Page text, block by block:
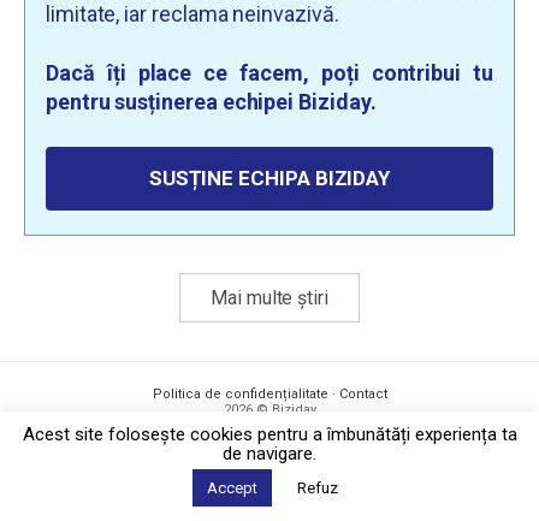
limitate, iar reclama neinvazivă.
Dacă îți place ce facem, poți contribui tu
pentru susținerea echipei Biziday.
SUSȚINE ECHIPA BIZIDAY
Mai multe știri
Politica de confidențialitate · Contact
2026 © Biziday
Acest site foloseşte cookies pentru a îmbunătăți experiența ta
de navigare.
Accept Refuz